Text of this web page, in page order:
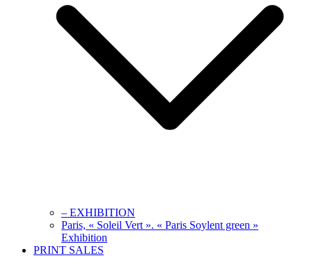
– EXHIBITION
Paris, « Soleil Vert ». « Paris Soylent green »
Exhibition
PRINT SALES